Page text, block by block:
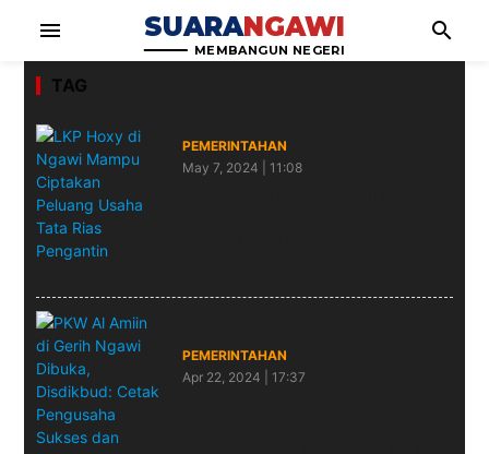
menu SUARANGAWI
MEMBANGUN NEGERI
search
TAG
PEMERINTAHAN
May 7, 2024 | 11:08
PEMERINTAHAN
Apr 22, 2024 | 17:37